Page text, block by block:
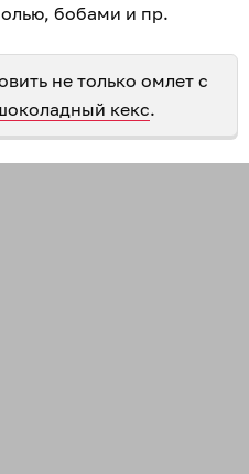
бобами и пр.
не только омлет с
кекс.